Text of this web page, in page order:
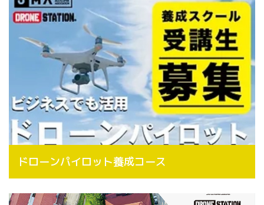
ドローンパイロット養成コース